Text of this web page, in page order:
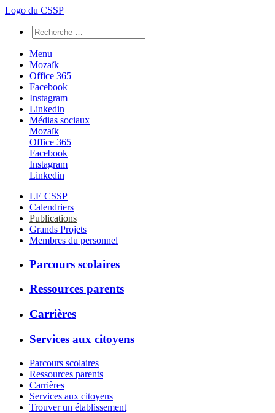
Logo du CSSP
Menu
Mozaïk
Office 365
Facebook
Instagram
Linkedin
Médias sociaux
Mozaïk
Office 365
Facebook
Instagram
Linkedin
LE CSSP
Calendriers
Publications
Grands Projets
Membres du personnel
Parcours scolaires
Ressources parents
Carrières
Services aux citoyens
Parcours scolaires
Ressources parents
Carrières
Services aux citoyens
Trouver un établissement